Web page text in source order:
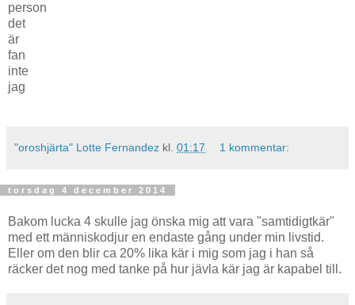
person
det
är
fan
inte
jag
"oroshjärta" Lotte Fernandez kl. 01:17 1 kommentar:
torsdag 4 december 2014
Bakom lucka 4 skulle jag önska mig att vara "samtidigtkär"
med ett människodjur en endaste gång under min livstid.
Eller om den blir ca 20% lika kär i mig som jag i han så
räcker det nog med tanke på hur jävla kär jag är kapabel till.